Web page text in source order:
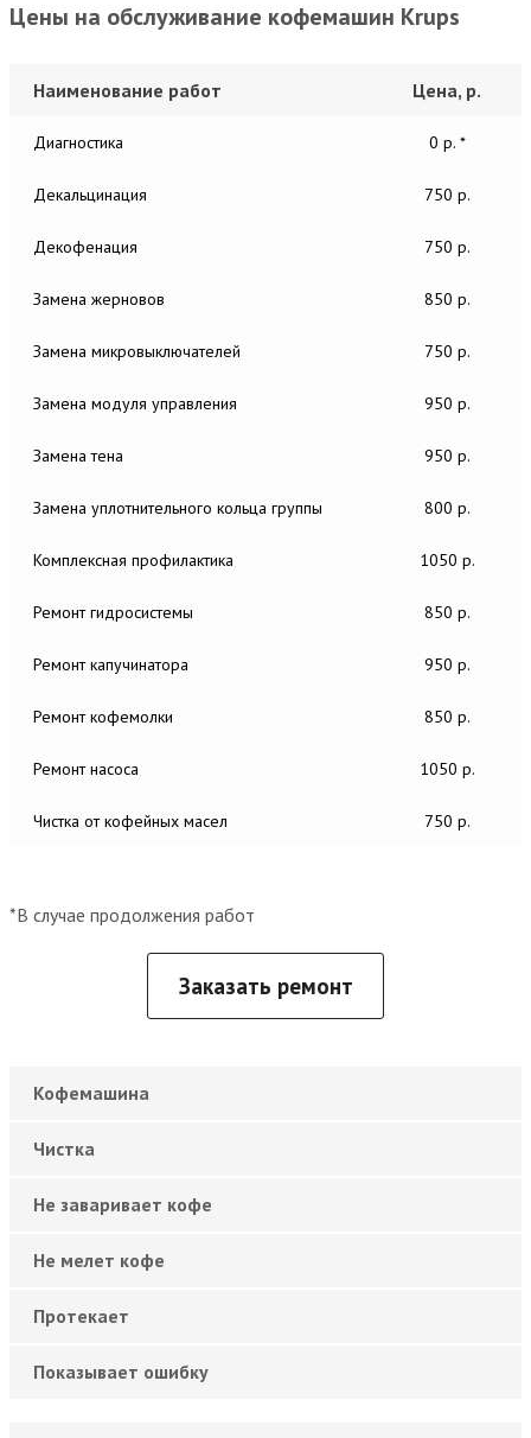
Цены на обслуживание кофемашин Krups
Наименование работ Цена, р.
Диагностика 0 р. *
Декальцинация 750 р.
Декофенация 750 р.
Замена жерновов 850 р.
Замена микровыключателей 750 р.
Замена модуля управления 950 р.
Замена тена 950 р.
Замена уплотнительного кольца группы 800 р.
Комплексная профилактика 1050 р.
Ремонт гидросистемы 850 р.
Ремонт капучинатора 950 р.
Ремонт кофемолки 850 р.
Ремонт насоса 1050 р.
Чистка от кофейных масел 750 р.
*В случае продолжения работ
Заказать ремонт
Кофемашина
Чистка
Не заваривает кофе
Не мелет кофе
Протекает
Показывает ошибку